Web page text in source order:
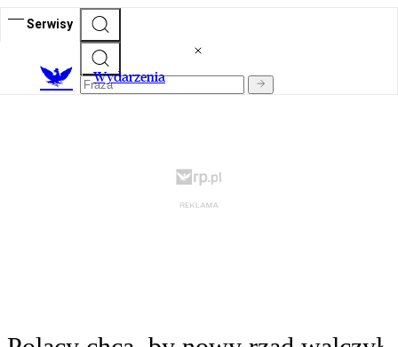
Serwisy
Wydarzenia